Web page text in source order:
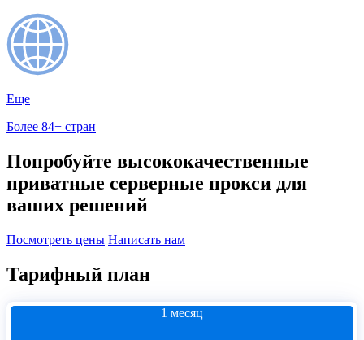
Еще
Более 84+ стран
Попробуйте высококачественные
приватные серверные прокси для
ваших решений
Посмотреть цены Написать нам
Тарифный план
1 месяц